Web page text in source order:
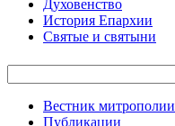
Духовенство
История Епархии
Святые и святыни
Вестник митрополии
Публикации